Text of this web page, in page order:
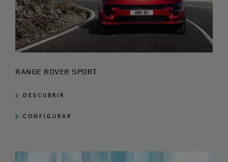
RANGE ROVER SPORT
DESCUBRIR
CONFIGURAR